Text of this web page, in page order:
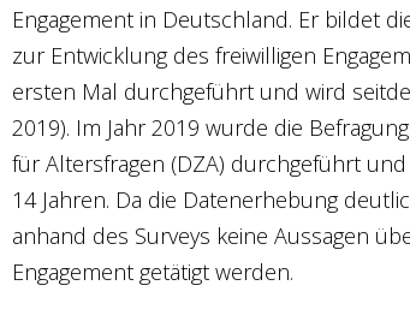
Engagement in Deutschland. Er bildet
zur Entwicklung des freiwilligen
ersten Mal durchgeführt und wird
2019). Im Jahr 2019 wurde die
für Altersfragen (DZA) durchgeführt
14 Jahren. Da die Datenerhebung
anhand des Surveys keine Aussagen
Engagement getätigt werden.